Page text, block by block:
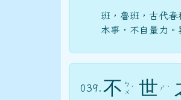
班，魯班，古代
本事，不自量力。
039. 不 ㄅ
ㄨ ˊ 世 ㄕ ˋ